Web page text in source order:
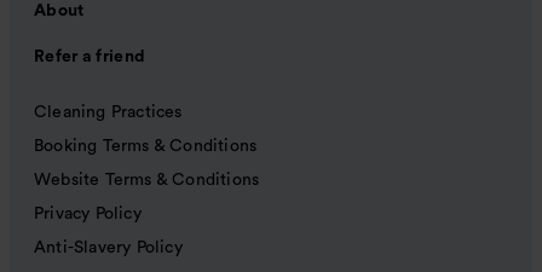
About
Refer a friend
Cleaning Practices
Booking Terms & Conditions
Website Terms & Conditions
Privacy Policy
Anti-Slavery Policy